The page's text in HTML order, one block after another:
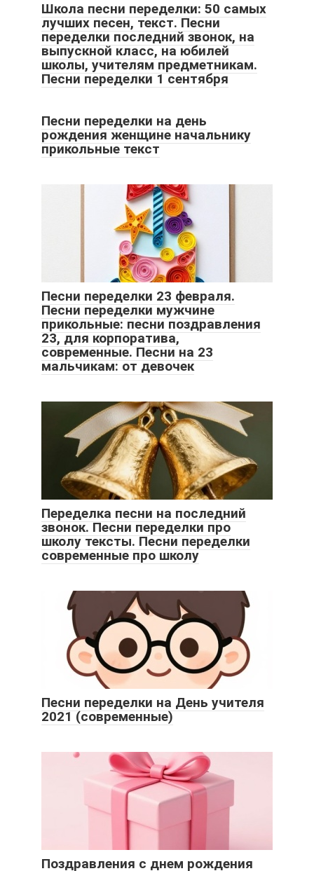
Школа песни переделки: 50 самых
лучших песен, текст. Песни
переделки последний звонок, на
выпускной класс, на юбилей
школы, учителям предметникам.
Песни переделки 1 сентября
Песни переделки на день
рождения женщине начальнику
прикольные текст
Песни переделки 23 февраля.
Песни переделки мужчине
прикольные: песни поздравления
23, для корпоратива,
современные. Песни на 23
мальчикам: от девочек
Переделка песни на последний
звонок. Песни переделки про
школу тексты. Песни переделки
современные про школу
Песни переделки на День учителя
2021 (современные)
Поздравления с днем рождения